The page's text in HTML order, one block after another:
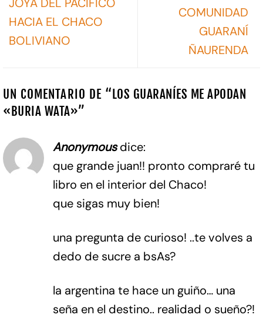
HACIA EL CHACO
BOLIVIANO
COMUNIDAD
GUARANÍ
ÑAURENDA
UN COMENTARIO DE “LOS GUARANÍES ME APODAN
«BURIA WATA»”
Anonymous dice:
que grande juan!! pronto compraré tu
libro en el interior del Chaco!
que sigas muy bien!
una pregunta de curioso! ..te volves a
dedo de sucre a bsAs?
la argentina te hace un guiño… una
seña en el destino.. realidad o sueño?!